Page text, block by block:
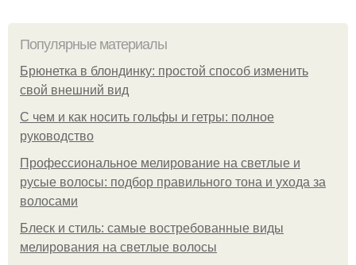
Популярные материалы
Брюнетка в блондинку: простой способ изменить
свой внешний вид
С чем и как носить гольфы и гетры: полное
руководство
Профессиональное мелирование на светлые и
русые волосы: подбор правильного тона и ухода за
волосами
Блеск и стиль: самые востребованные виды
мелирования на светлые волосы